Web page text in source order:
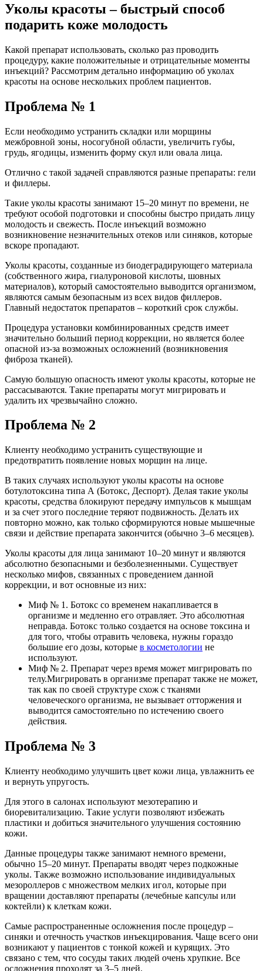
Уколы красоты – быстрый способ
подарить коже молодость
Какой препарат использовать, сколько раз проводить
процедуру, какие положительные и отрицательные моменты
инъекций? Рассмотрим детально информацию об уколах
красоты на основе нескольких проблем пациентов.
Проблема № 1
Если необходимо устранить складки или морщины
межбровной зоны, носогубной области, увеличить губы,
грудь, ягодицы, изменить форму скул или овала лица.
Отлично с такой задачей справляются разные препараты: гели
и филлеры.
Такие уколы красоты занимают 15–20 минут по времени, не
требуют особой подготовки и способны быстро придать лицу
молодость и свежесть. После инъекций возможно
возникновение незначительных отеков или синяков, которые
вскоре пропадают.
Уколы красоты, созданные из биодеградирующего материала
(собственного жира, гиалуроновой кислоты, шовных
материалов), который самостоятельно выводится организмом,
являются самым безопасным из всех видов филлеров.
Главный недостаток препаратов – короткий срок службы.
Процедура установки комбинированных средств имеет
значительно больший период коррекции, но является более
опасной из-за возможных осложнений (возникновения
фиброза тканей).
Самую большую опасность имеют уколы красоты, которые не
рассасываются. Такие препараты могут мигрировать и
удалить их чрезвычайно сложно.
Проблема № 2
Клиенту необходимо устранить существующие и
предотвратить появление новых морщин на лице.
В таких случаях используют уколы красоты на основе
ботулотоксина типа А (Ботокс, Деспорт). Делая такие уколы
красоты, средства блокируют передачу импульсов к мышцам
и за счет этого последние теряют подвижность. Делать их
повторно можно, как только сформируются новые мышечные
связи и действие препарата закончится (обычно 3–6 месяцев).
Уколы красоты для лица занимают 10–20 минут и являются
абсолютно безопасными и безболезненными. Существует
несколько мифов, связанных с проведением данной
коррекции, и вот основные из них:
Миф № 1. Ботокс со временем накапливается в
организме и медленно его отравляет. Это абсолютная
неправда. Ботокс только создается на основе токсина и
для того, чтобы отравить человека, нужны гораздо
большие его дозы, которые в косметологии не
используют.
Миф № 2. Препарат через время может мигрировать по
телу.Мигрировать в организме препарат также не может,
так как по своей структуре схож с тканями
человеческого организма, не вызывает отторжения и
выводится самостоятельно по истечению своего
действия.
Проблема № 3
Клиенту необходимо улучшить цвет кожи лица, увлажнить ее
и вернуть упругость.
Для этого в салонах используют мезотерапию и
биоревитализацию. Такие услуги позволяют избежать
пластики и добиться значительного улучшения состоянию
кожи.
Данные процедуры также занимают немного времени,
обычно 15–20 минут. Препараты вводят через подкожные
уколы. Также возможно использование индивидуальных
мезороллеров с множеством мелких игол, которые при
вращении доставляют препараты (лечебные капсулы или
коктейли) к клеткам кожи.
Самые распространенные осложнения после процедур –
синяки и отечность участков инъекцирования. Чаще всего они
возникают у пациентов с тонкой кожей и курящих. Это
связано с тем, что сосуды таких людей очень хрупкие. Все
осложнения проходят за 3–5 дней.